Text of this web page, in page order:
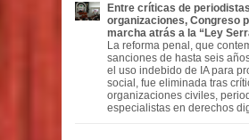
Entre críticas de
organizaciones, Congreso
marcha atrás a la “Ley
La reforma penal, que
sanciones de hasta seis
el uso indebido de IA para
social, fue eliminada tras
organizaciones civiles,
especialistas en derechos